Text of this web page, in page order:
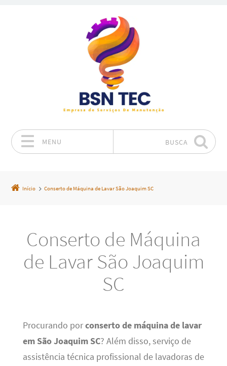
MENU BUSCA
Início Conserto de Máquina de Lavar São Joaquim SC
Conserto de Máquina
de Lavar São Joaquim
SC
Procurando porconserto de máquina de lavar
em São Joaquim SC? Além disso, serviço de
assistência técnica profissional de lavadoras de